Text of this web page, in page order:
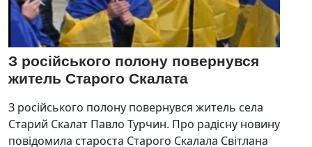
З російського полону повернувся
житель Старого Скалата
З російського полону повернувся житель села
Старий Скалат Павло Турчин. Про радісну новину
повідомила староста Старого Скалала Світлана